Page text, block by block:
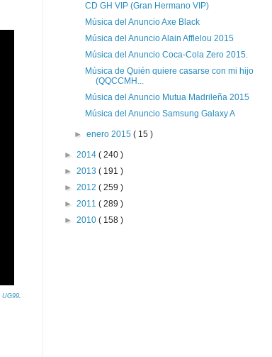
UG99.
CD GH VIP (Gran Hermano VIP)
Música del Anuncio Axe Black
Música del Anuncio Alain Afflelou 2015
Música del Anuncio Coca-Cola Zero 2015.
Música de Quién quiere casarse con mi hijo
(QQCCMH...
Música del Anuncio Mutua Madrileña 2015
Música del Anuncio Samsung Galaxy A
►enero 2015( 15 )
► 2014 ( 240 )
► 2013 ( 191 )
► 2012 ( 259 )
► 2011 ( 289 )
► 2010 ( 158 )